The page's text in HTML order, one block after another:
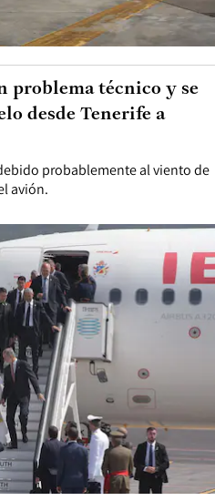
probablemente al viento de
avión.
problema técnico y se
desde Tenerife a